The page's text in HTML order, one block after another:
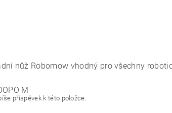
nůž Robomow vhodný pro všechny
M
příspěvek k této položce.